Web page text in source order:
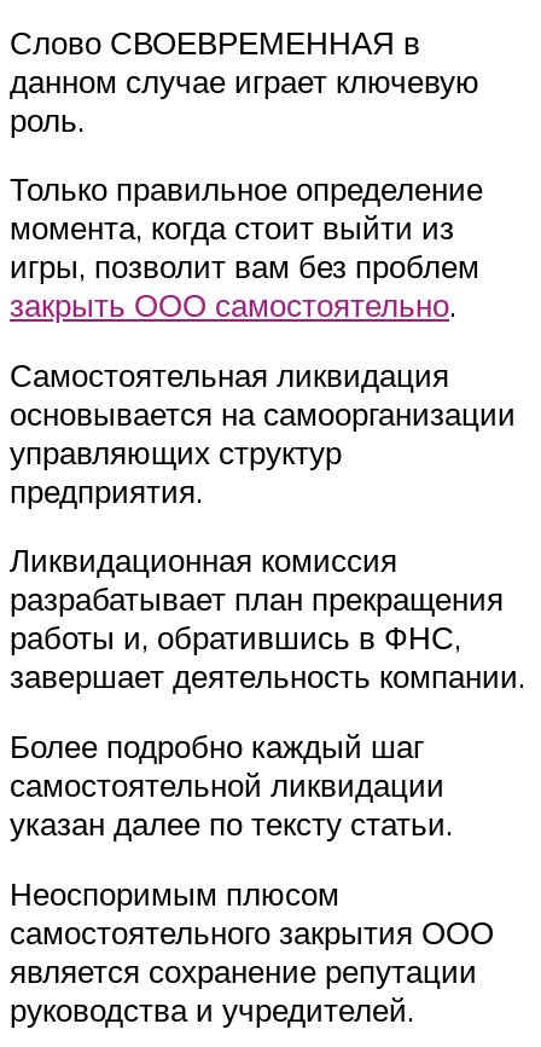
Слово СВОЕВРЕМЕННАЯ в
данном случае играет ключевую
роль.
Только правильное определение
момента, когда стоит выйти из
игры, позволит вам без проблем
закрыть ООО самостоятельно.
Самостоятельная ликвидация
основывается на самоорганизации
управляющих структур
предприятия.
Ликвидационная комиссия
разрабатывает план прекращения
работы и, обратившись в ФНС,
завершает деятельность компании.
Более подробно каждый шаг
самостоятельной ликвидации
указан далее по тексту статьи.
Неоспоримым плюсом
самостоятельного закрытия ООО
является сохранение репутации
руководства и учредителей.